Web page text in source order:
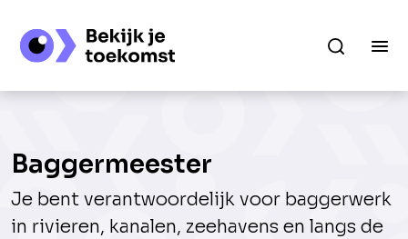
Baggermeester
Je bent verantwoordelijk voor baggerwerk
in rivieren, kanalen, zeehavens en langs de